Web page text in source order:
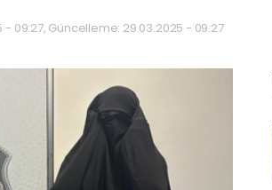
- 09:27, Güncelleme: 29.03.2025 - 09:27